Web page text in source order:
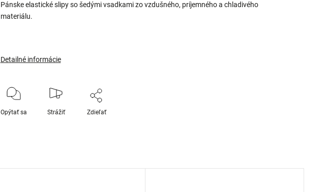
Pánske elastické slipy so šedými vsadkami zo vzdušného, príjemného a chladivého
materiálu.
Detailné informácie
Opýtať sa Strážiť Zdieľať